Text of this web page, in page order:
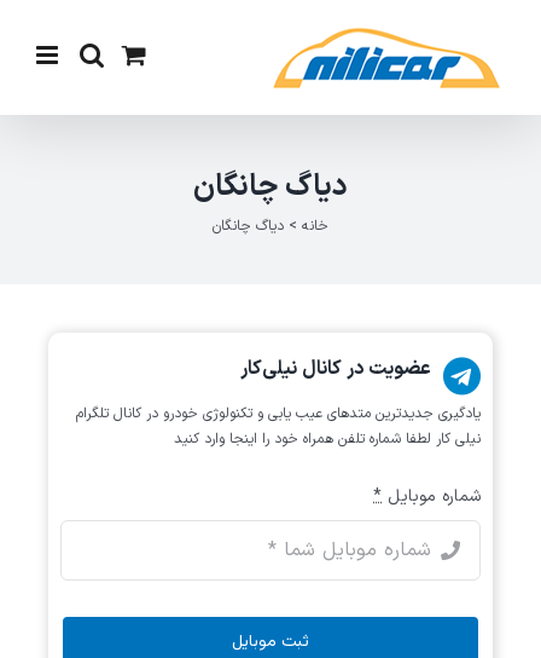
content
دیاگ چانگان
خانه > دیاگ چانگان
عضویت در کانال نیلی‌کار
یادگیری جدیدترین متد‌های عیب یابی‌ و تکنولوژی خودرو در کانال تلگرام
نیلی کار لطفا شماره تلفن همراه خود را اینجا وارد کنید
شماره موبایل *
ثبت موبایل